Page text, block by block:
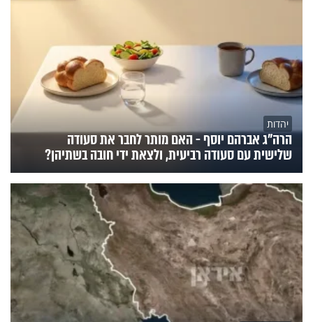
יהדות
הרה"ג אברהם יוסף - האם מותר לחבר את סעודה
שלישית עם סעודה רביעית, ולצאת ידי חובה בשתיהן?